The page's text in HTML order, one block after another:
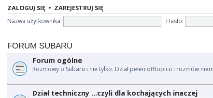
ZALOGUJ SIĘ • ZAREJESTRUJ SIĘ
Nazwa użytkownika:
Hasło:
FORUM SUBARU
Forum ogólne
Rozmowy o Subaru i nie tylko. Dział pełen offtopicu i rozmów
Dział techniczny ...czyli dla kochających inaczej